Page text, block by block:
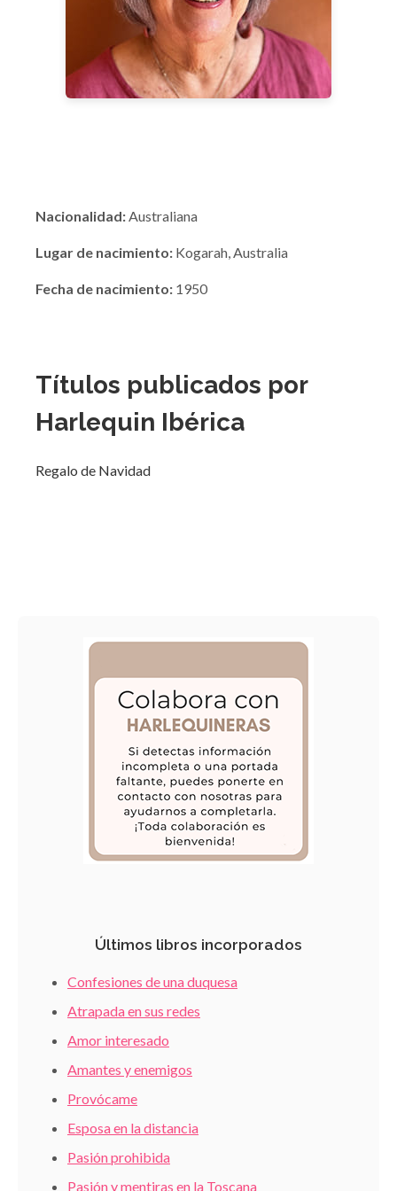
Nacionalidad:Australiana
Lugar de nacimiento: Kogarah, Australia
Fecha de nacimiento: 1950
Títulos publicados por
Harlequin Ibérica
Regalo de Navidad
Últimos libros incorporados
Confesiones de una duquesa
Atrapada en sus redes
Amor interesado
Amantes y enemigos
Provócame
Esposa en la distancia
Pasión prohibida
Pasión y mentiras en la Toscana